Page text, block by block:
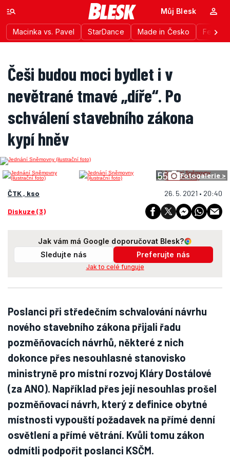
Macinka vs. Pavel StarDance Made in Česko
Můj Blesk
Češi budou moci bydlet i v
nevětrané tmavé „díře“. Po
schválení stavebního zákona
kypí hněv
55 Fotogalerie >
ČTK , kso 26. 5. 2021 • 20:40
Diskuze (3)
Jak vám má Google doporučovat Blesk?
Sledujte nás
Preferujte nás
Jak to celé funguje
Poslanci při středečním schvalování návrhu
nového stavebního zákona přijali řadu
pozměňovacích návrhů, některé z nich
dokonce přes nesouhlasné stanovisko
ministryně pro místní rozvoj Kláry Dostálové
(za ANO). Například přes její nesouhlas prošel
pozměňovací návrh, který z definice obytné
místnosti vypouští požadavek na přímé denní
osvětlení a přímé větrání. Kvůli tomu zákon
odmítli podpořit poslanci KSČM.